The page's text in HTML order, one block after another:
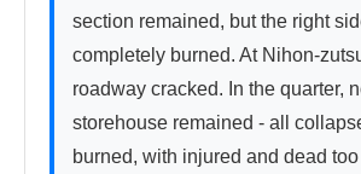
section remained, but the right
completely burned. At Nihon-
roadway cracked. In the quarter,
storehouse remained - all
burned, with injured and dead